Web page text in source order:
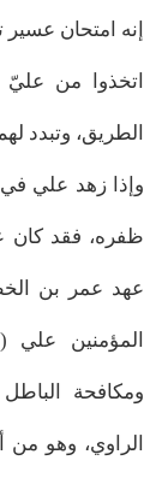
إنه امتحان عسير
اتخذوا من
الطريق، وتبدد
وإذا زهد علي
ظفره، فقد كان
عهد عمر بن
المؤمنين علي
ومكافحة
الراوي، وهو من